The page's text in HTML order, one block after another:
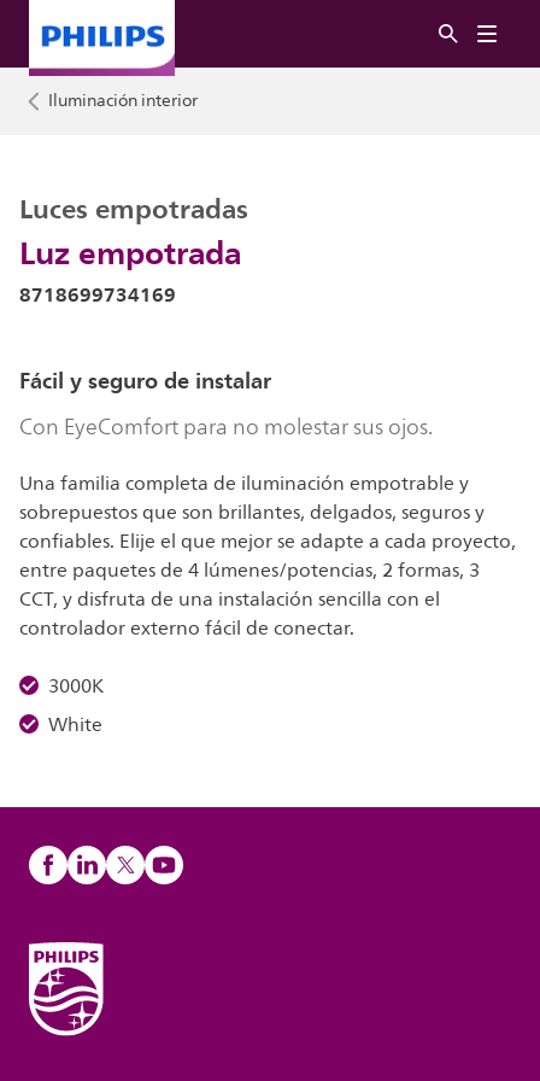
Iluminación interior
Luz empotrada
Luces empotradas
8718699734169
Fácil y seguro de instalar
Con EyeComfort para no molestar sus ojos.
Una familia completa de iluminación empotrable y
sobrepuestos que son brillantes, delgados, seguros y
confiables. Elije el que mejor se adapte a cada proyecto,
entre paquetes de 4 lúmenes/potencias, 2 formas, 3
CCT, y disfruta de una instalación sencilla con el
controlador externo fácil de conectar.
3000K
White